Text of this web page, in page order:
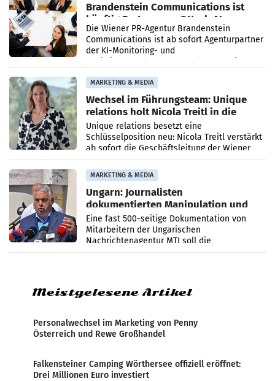
Brandenstein Communications ist
künftig Partner von OtterlyAI
Die Wiener PR-Agentur Brandenstein
Communications ist ab sofort Agenturpartner
der KI-Monitoring- und
MARKETING & MEDIA
Wechsel im Führungsteam: Unique
relations holt Nicola Treitl in die
Geschäftsleitung
Unique relations besetzt eine
Schlüsselposition neu: Nicola Treitl verstärkt
ab sofort die Geschäftsleitung der Wiener
PR-Agentur an der Seite von Josef Kalina und
Anna Kalina-Mahr.
MARKETING & MEDIA
Ungarn: Journalisten
dokumentierten Manipulation und
Zensur
Eine fast 500-seitige Dokumentation von
Mitarbeitern der Ungarischen
Nachrichtenagentur MTI soll die
systematische Nachrichten-Manipulation und
Meistgelesene Artikel
Personalwechsel im Marketing von Penny
Österreich und Rewe Großhandel
Falkensteiner Camping Wörthersee offiziell eröffnet:
Drei Millionen Euro investiert